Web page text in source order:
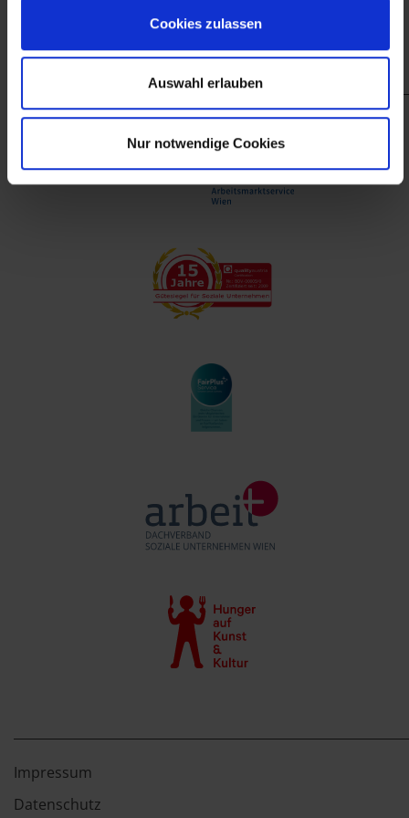
Cookies zulassen
Auswahl erlauben
Nur notwendige Cookies
finanzieller Unterstützung des Arbeitsmarktservice
Wien.
Impressum
Datenschutz